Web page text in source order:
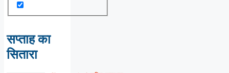
सप्ताह का
सितारा